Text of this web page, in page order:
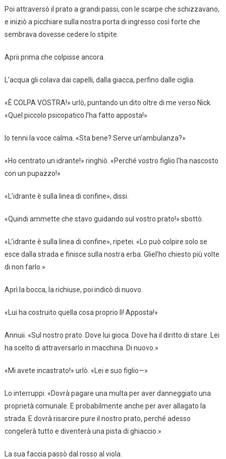
Poi attraversò il prato a grandi passi, con le scarpe che schizzavano,
e iniziò a picchiare sulla nostra porta di ingresso così forte che
sembrava dovesse cedere lo stipite.
Aprii prima che colpisse ancora.
L’acqua gli colava dai capelli, dalla giacca, perfino dalle ciglia.
«È COLPA VOSTRA!» urlò, puntando un dito oltre di me verso Nick.
«Quel piccolo psicopatico l’ha fatto apposta!»
Io tenni la voce calma. «Sta bene? Serve un’ambulanza?»
«Ho centrato un idrante!» ringhiò. «Perché vostro figlio l’ha nascosto
con un pupazzo!»
«L’idrante è sulla linea di confine», dissi.
«Quindi ammette che stavo guidando sul vostro prato!» sbottò.
«L’idrante è sulla linea di confine», ripetei. «Lo può colpire solo se
esce dalla strada e finisce sulla nostra erba. Gliel’ho chiesto più volte
di non farlo.»
Aprì la bocca, la richiuse, poi indicò di nuovo.
«Lui ha costruito quella cosa proprio lì! Apposta!»
Annuii. «Sul nostro prato. Dove lui gioca. Dove ha il diritto di stare. Lei
ha scelto di attraversarlo in macchina. Di nuovo.»
«Mi avete incastrato!» urlò. «Lei e suo figlio—»
Lo interruppi. «Dovrà pagare una multa per aver danneggiato una
proprietà comunale. E probabilmente anche per aver allagato la
strada. E dovrà risarcire pure il nostro prato, perché adesso
congelerà tutto e diventerà una pista di ghiaccio.»
La sua faccia passò dal rosso al viola.